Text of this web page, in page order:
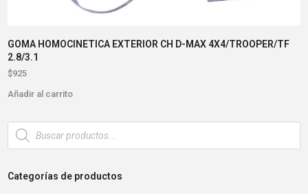
GOMA HOMOCINETICA EXTERIOR CH D-MAX 4X4/TROOPER/TF
2.8/3.1
$925
Añadir al carrito
Búsqueda
de
productos
Categorías de productos